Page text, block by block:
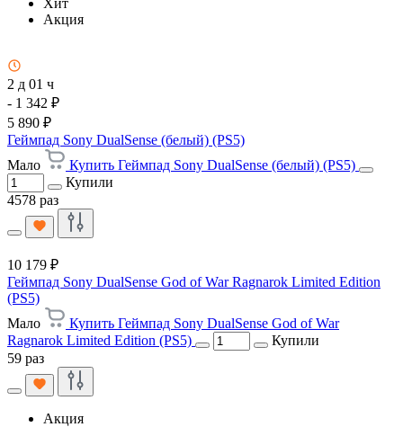
Хит
Акция
2 д 01 ч
- 1 342 ₽
5 890 ₽
Геймпад Sony DualSense (белый) (PS5)
Мало
Купить Геймпад Sony DualSense (белый) (PS5)
Купили
4578 раз
10 179 ₽
Геймпад Sony DualSense God of War Ragnarok Limited Edition
(PS5)
Мало
Купить Геймпад Sony DualSense God of War
Ragnarok Limited Edition (PS5)
Купили
59 раз
Акция